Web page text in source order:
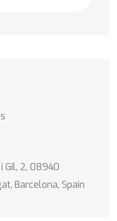
Gil, 2, 08940
Barcelona, Spain